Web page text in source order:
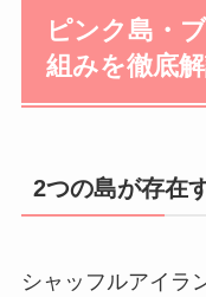
ピンク島・
組みを徹底
2つの島が存在
シャッフルアイラ